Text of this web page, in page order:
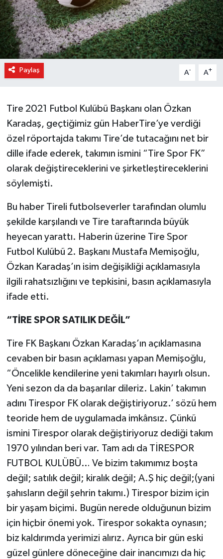
Paylaş A- A+
Tire 2021 Futbol Kulübü Başkanı olan Özkan
Karadaş, geçtiğimiz gün HaberTire’ye verdiği
özel röportajda takımı Tire’de tutacağını net bir
dille ifade ederek, takımın ismini “Tire Spor FK”
olarak değiştireceklerini ve şirketleştireceklerini
söylemişti.
Bu haber Tireli futbolseverler tarafından olumlu
şekilde karşılandı ve Tire taraftarında büyük
heyecan yarattı. Haberin üzerine Tire Spor
Futbol Kulübü 2. Başkanı Mustafa Memişoğlu,
Özkan Karadaş’ın isim değişikliği açıklamasıyla
ilgili rahatsızlığını ve tepkisini, basın açıklamasıyla
ifade etti.
“TİRE SPOR SATILIK DEĞİL”
Tire FK Başkanı Özkan Karadaş’ın açıklamasına
cevaben bir basın açıklaması yapan Memişoğlu,
“Öncelikle kendilerine yeni takımları hayırlı olsun.
Yeni sezon da da başarılar dileriz. Lakin’ takımın
adını Tirespor FK olarak değiştiriyoruz.’ sözü hem
teoride hem de uygulamada imkânsız. Çünkü
ismini Tirespor olarak değiştiriyoruz dediği takım
1970 yılından beri var. Tam adı da TİRESPOR
FUTBOL KULÜBÜ… Ve bizim takımımız boşta
değil; satılık değil; kiralık değil; A.Ş hiç değil;(yani
şahısların değil şehrin takımı.) Tirespor bizim için
bir yaşam biçimi. Bugün nerede olduğunun bizim
için hiçbir önemi yok. Tirespor sokakta oynasın;
biz kaldırımda yerimizi alırız. Ayrıca bir gün eski
güzel günlere döneceğine dair inancımızı da hiç